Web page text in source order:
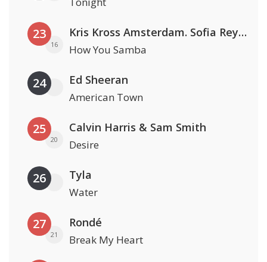
23
16
Kris Kross Amsterdam. Sofia Reyes & Tinie Tempah
How You Samba
24 Ed Sheeran
American Town
25
20
Calvin Harris & Sam Smith
Desire
26 Tyla
Water
27
21
Rondé
Break My Heart